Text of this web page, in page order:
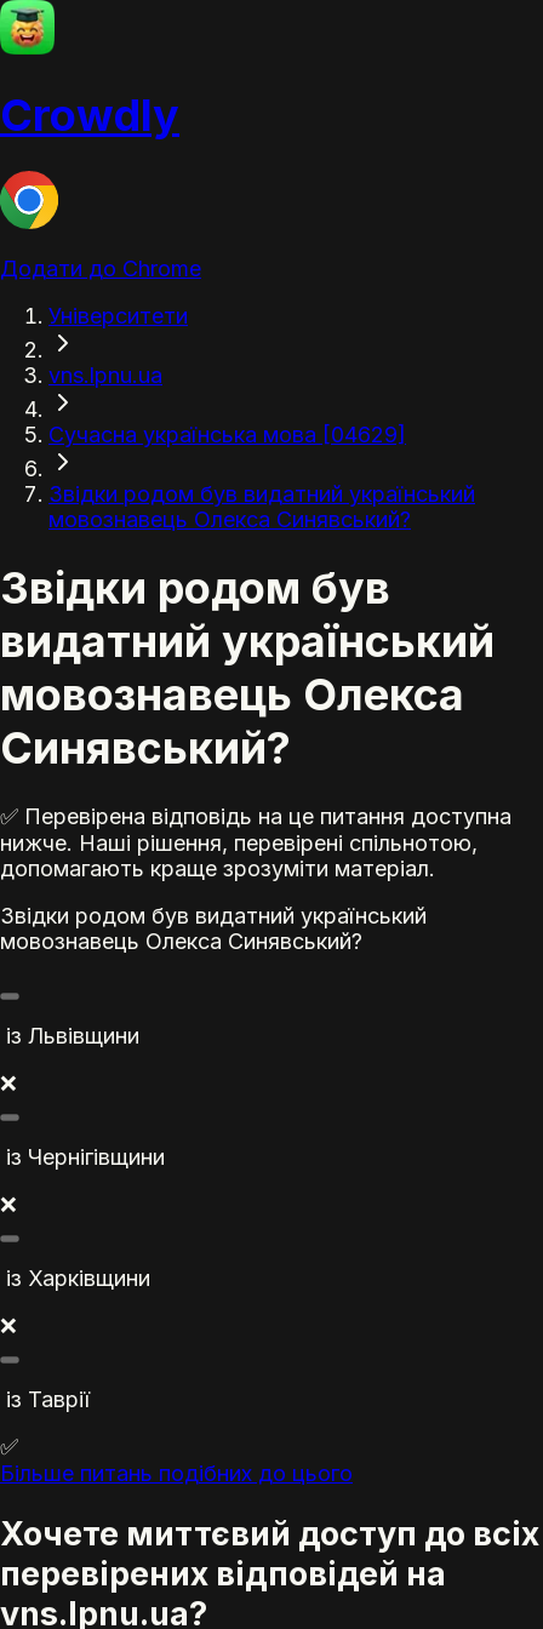
Crowdly
Додати до Chrome
Університети
vns.lpnu.ua
Сучасна українська мова [04629]
Звідки родом був видатний український
мовознавець Олекса Синявський?
Звідки родом був
видатний український
мовознавець Олекса
Синявський?
✅ Перевірена відповідь на це питання доступна
нижче. Наші рішення, перевірені спільнотою,
допомагають краще зрозуміти матеріал.
Звідки родом був видатний український
мовознавець Олекса Синявський?
із Львівщини
❌
із Чернігівщини
❌
із Харківщини
❌
із Таврії
✅
Більше питань подібних до цього
Хочете миттєвий доступ до всіх
перевірених відповідей на
vns.lpnu.ua?